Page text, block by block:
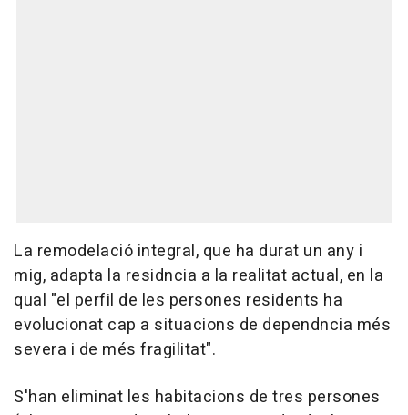
La remodelació integral, que ha durat un any i
mig, adapta la residncia a la realitat actual, en la
qual "el perfil de les persones residents ha
evolucionat cap a situacions de dependncia més
severa i de més fragilitat".
S'han eliminat les habitacions de tres persones